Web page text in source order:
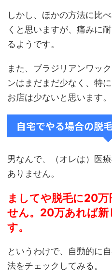
しかし、ほかの方法に比
くと思いますが、痛みに
るようです。
また、ブラジリアンワッ
ンはまだまだ少なく、特
お店は少ないと思います。
自宅でやる場合の脱
男なんで、（オレは）医
ありません。
ましてや脱毛に20
せん。20万あれば新
す。
というわけで、自動的に
法をチェックしてみる。